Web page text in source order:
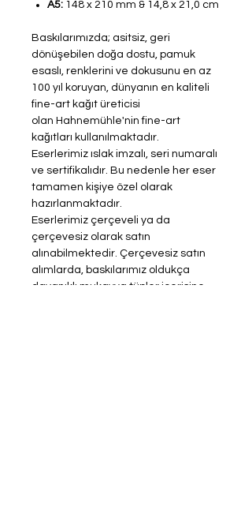
A5: 148 x 210 mm & 14,8 x 21,0 cm
Baskılarımızda; asitsiz, geri
dönüşebilen doğa dostu, pamuk
esaslı, renklerini ve dokusunu en az
100 yıl koruyan, dünyanın en kaliteli
fine-art kağıt üreticisi
olan Hahnemühle'nin fine-art
kağıtları kullanılmaktadır.
Eserlerimiz ıslak imzalı, seri numaralı
ve sertifikalıdır. Bu nedenle her eser
tamamen kişiye özel olarak
hazırlanmaktadır.
Eserlerimiz çerçeveli ya da
çerçevesiz olarak satın
alınabilmektedir. Çerçevesiz satın
alımlarda, baskılarımız oldukça
dayanıklı mukavva tüpler içerisine